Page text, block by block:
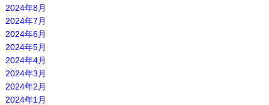
2024年8月
2024年7月
2024年6月
2024年5月
2024年4月
2024年3月
2024年2月
2024年1月